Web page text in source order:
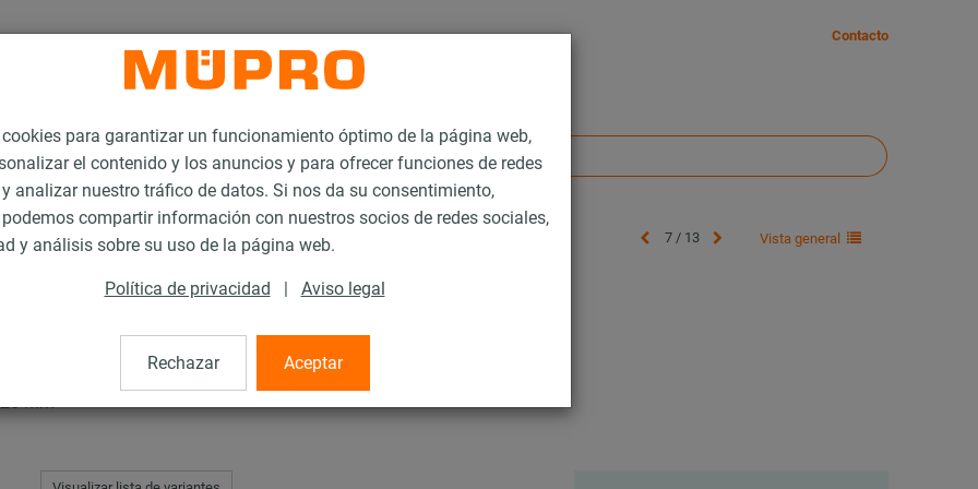
para garantizar un funcionamiento óptimo de la página web,
el contenido y los anuncios y para ofrecer funciones de redes
analizar nuestro tráfico de datos. Si nos da su consentimiento,
compartir información con nuestros socios de redes sociales,
y análisis sobre su uso de la página web.
Política de privacidad | Aviso legal
Rechazar Aceptar
Contacto
de insonorización Amortiguador DÄMMGULAST® 7 / 13 Vista general
mm